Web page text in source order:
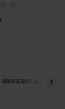
(7)
BRUGERVEJLEDNING